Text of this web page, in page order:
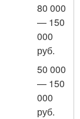
80 000
— 150
000
руб.
50 000
— 150
000
руб.